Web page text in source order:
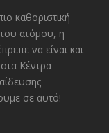
καθοριστική
ατόμου, η
να είναι και
Κέντρα
σε αυτό!